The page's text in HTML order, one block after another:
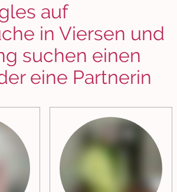
auf
in Viersen und
suchen einen
eine Partnerin